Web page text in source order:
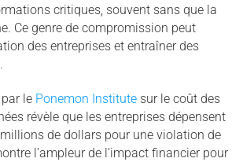
critiques, souvent sans que la
Ce genre de compromission peut
des entreprises et entraîner des
le Ponemon Institute sur le coût des
révèle que les entreprises dépensent
de dollars pour une violation de
l’ampleur de l’impact financier pour